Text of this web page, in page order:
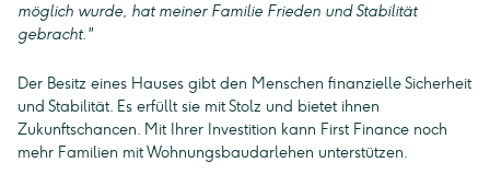
möglich wurde, hat meiner Familie Frieden und Stabilität
gebracht."
Der Besitz eines Hauses gibt den Menschen finanzielle Sicherheit
und Stabilität. Es erfüllt sie mit Stolz und bietet ihnen
Zukunftschancen. Mit Ihrer Investition kann First Finance noch
mehr Familien mit Wohnungsbaudarlehen unterstützen.